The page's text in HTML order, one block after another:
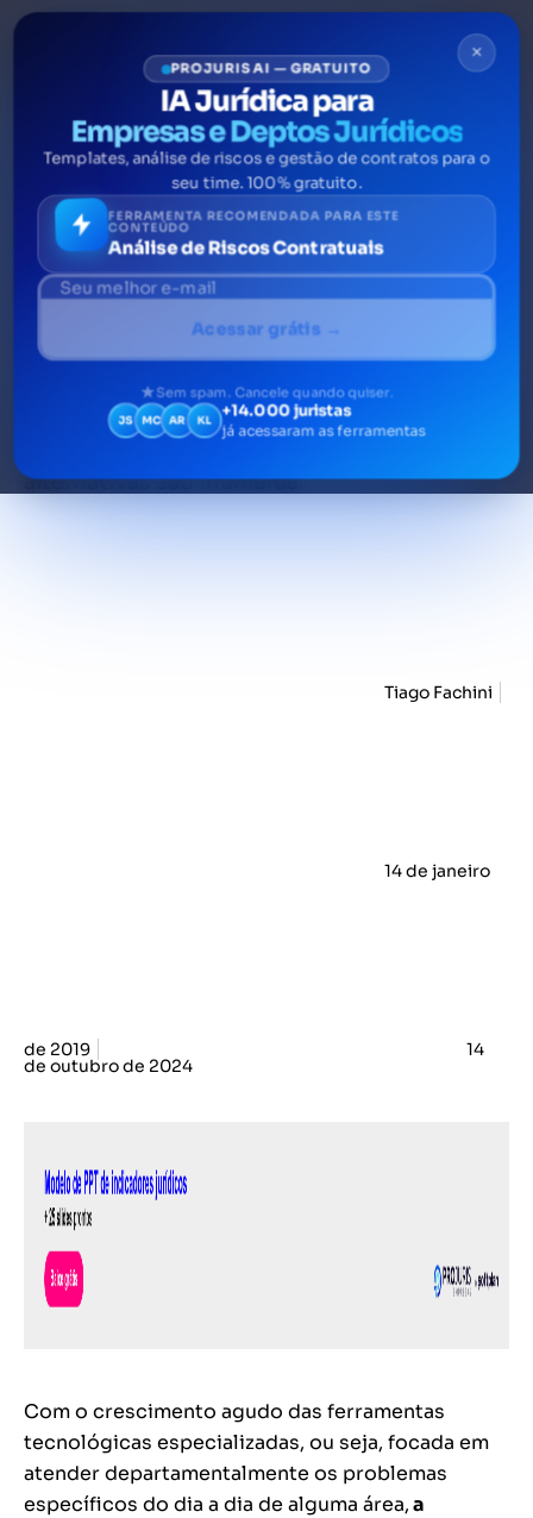
O Projuris para Empresas
integra com meu ERP?
A resposta não poderia ser outra:
certamente que sim. O ProJuris conversa
com os principais sistemas utilizados pelas
grandes empresas, como por exemplo as
soluções SAP e as ferramentas Totvs
(Protheus e RM). São só exemplos, pois as
alternativas são inúmeras.
Tiago Fachini
14 de janeiro
de 2019 14
de outubro de 2024
Com o crescimento agudo das ferramentas
tecnológicas especializadas, ou seja, focada em
atender departamentalmente os problemas
específicos do dia a dia de alguma área,a
×
PROJURIS AI — GRATUITO
IA Jurídica para
Empresas e Deptos Jurídicos
Templates, análise de riscos e gestão de contratos para o
seu time. 100% gratuito.
FERRAMENTA RECOMENDADA PARA ESTE
CONTEÚDO
Análise de Riscos Contratuais
Acessar grátis →
Sem spam. Cancele quando quiser.
JS MC AR KL +14.000 juristas
já acessaram as ferramentas